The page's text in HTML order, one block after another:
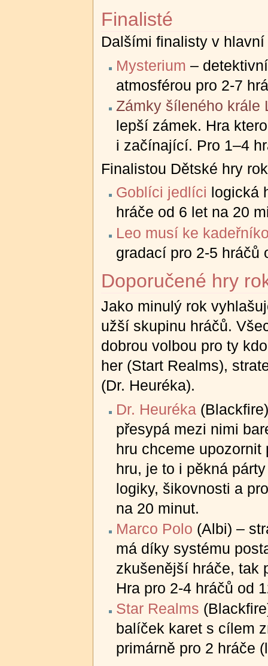
Finalisté
Dalšími finalisty v
Mysterium –
atmosférou pro 2-7
Zámky šíleného krále
lepší zámek. Hra
i začínající. Pro 1–4
Finalistou Dětské hry
Goblíci jedlíci logická
hráče od 6 let na 20
Leo musí ke
gradací pro 2-5 hráčů
Doporučené hry
Jako minulý rok
užší skupinu hráčů.
dobrou volbou pro ty
her (Start Realms),
(Dr. Heuréka).
Dr. Heuréka
přesypá mezi nimi
hru chceme upozornit
hru, je to i pěkná
logiky, šikovnosti a
na 20 minut.
Marco Polo (Albi) –
má díky systému
zkušenější hráče, tak
Hra pro 2-4 hráčů od
Star Realms
balíček karet s cílem
primárně pro 2 hráče